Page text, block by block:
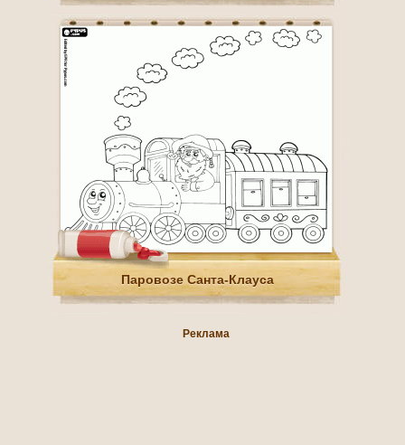
Паровозе Санта-Клауса
Реклама